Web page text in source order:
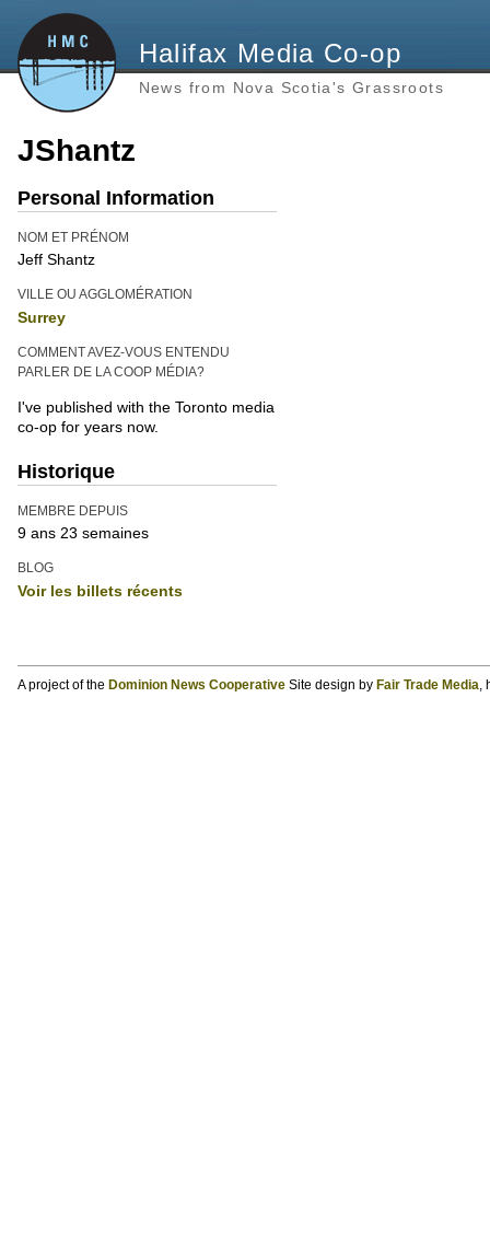
Halifax Media Co-op
News from Nova Scotia's Grassroots
JShantz
Personal Information
NOM ET PRÉNOM
Jeff Shantz
VILLE OU AGGLOMÉRATION
Surrey
COMMENT AVEZ-VOUS ENTENDU
PARLER DE LA COOP MÉDIA?
I've published with the Toronto media
co-op for years now.
Historique
MEMBRE DEPUIS
9 ans 23 semaines
BLOG
Voir les billets récents
A project of the Dominion News CooperativeSite design by Fair Trade Media